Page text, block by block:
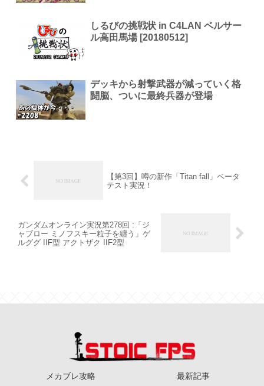
しるびの挑戦状 in C4LAN ベルサー
ル高田馬場 [20180512]
デッキから射撃武器が減っていく格
闘脳、ついに最終兵器が登場
【第3回】噂の新作「Titan fall」ベータ
テスト実況！
ガンダムオンライン実況第278回 :「ジ
ャブロー ミノフスキー粒子を纏う」ゲ
ルググ IIF型 アクトザク IIF2型
メカブレ攻略 最新記事